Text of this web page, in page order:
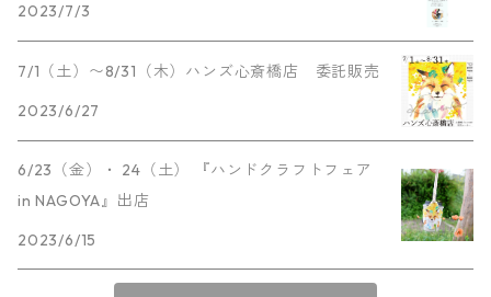
2023/7/3
7/1（土）〜8/31（木）ハンズ心斎橋店 委託販売
2023/6/27
6/23（金）・ 24（土） 『ハンドクラフトフェア
in NAGOYA』出店
2023/6/15